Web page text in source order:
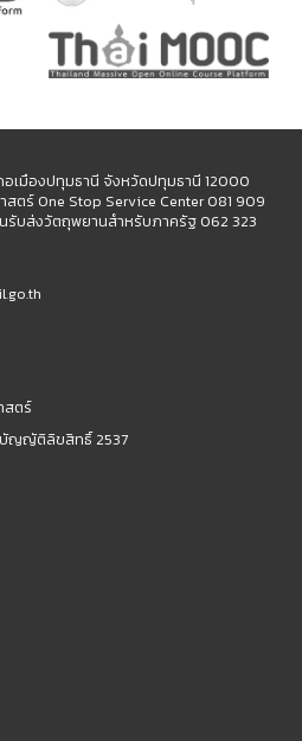
อเมืองปทุมธานี จังหวัดปทุมธานี 12000
ตร์ One Stop Service Center 081 909
นรับส่งวัตถุพยานสำหรับภาครัฐ 062 323
สตร์
บัญญัติลิขสิทธิ์ 2537